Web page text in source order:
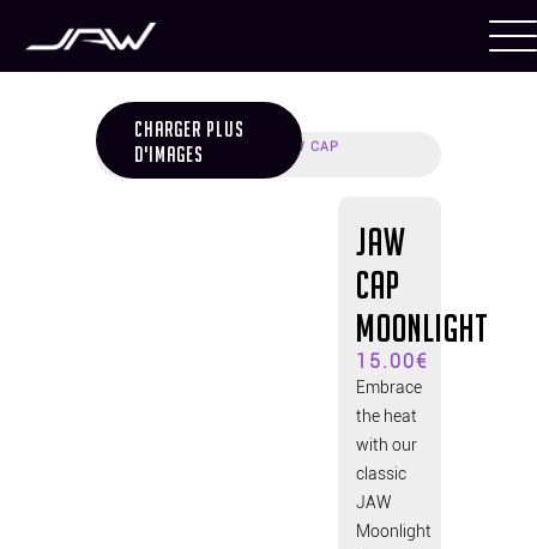
ACCUEIL/
/ JAW CAP
MOONLIGHT
CHARGER PLUS
D'IMAGES
JAW
Cap
MOONLIGHT
15.00€
Embrace
the heat
with our
classic
JAW
Moonlight